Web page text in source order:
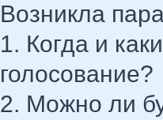
Возникла
1. Когда и
голосование?
2. Можно ли